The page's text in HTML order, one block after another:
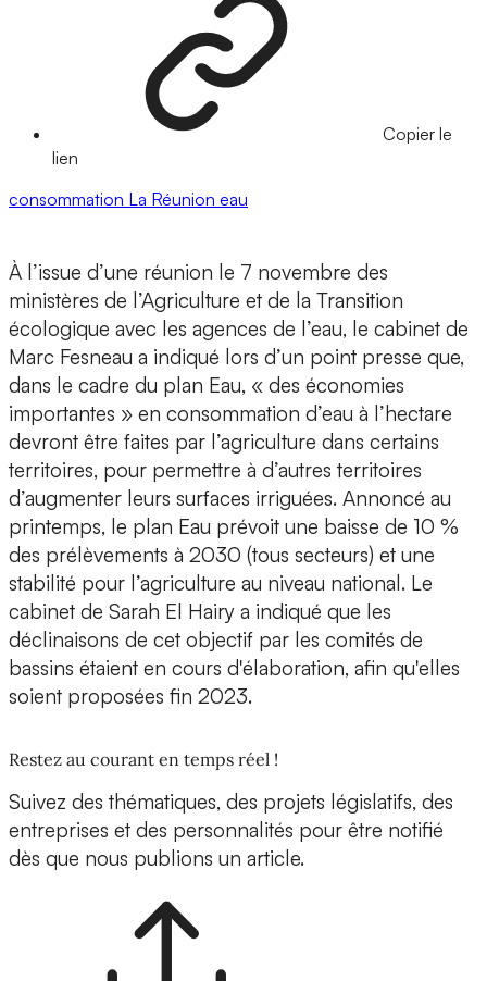
Copier le
lien
consommation La Réunion eau
À l’issue d’une réunion le 7 novembre des
ministères de l’Agriculture et de la Transition
écologique avec les agences de l’eau, le cabinet de
Marc Fesneau a indiqué lors d’un point presse que,
dans le cadre du plan Eau, « des économies
importantes » en consommation d’eau à l’hectare
devront être faites par l’agriculture dans certains
territoires, pour permettre à d’autres territoires
d’augmenter leurs surfaces irriguées. Annoncé au
printemps, le plan Eau prévoit une baisse de 10 %
des prélèvements à 2030 (tous secteurs) et une
stabilité pour l’agriculture au niveau national. Le
cabinet de Sarah El Hairy a indiqué que les
déclinaisons de cet objectif par les comités de
bassins étaient en cours d'élaboration, afin qu'elles
soient proposées fin 2023.
Restez au courant en temps réel !
Suivez des thématiques, des projets législatifs, des
entreprises et des personnalités pour être notifié
dès que nous publions un article.